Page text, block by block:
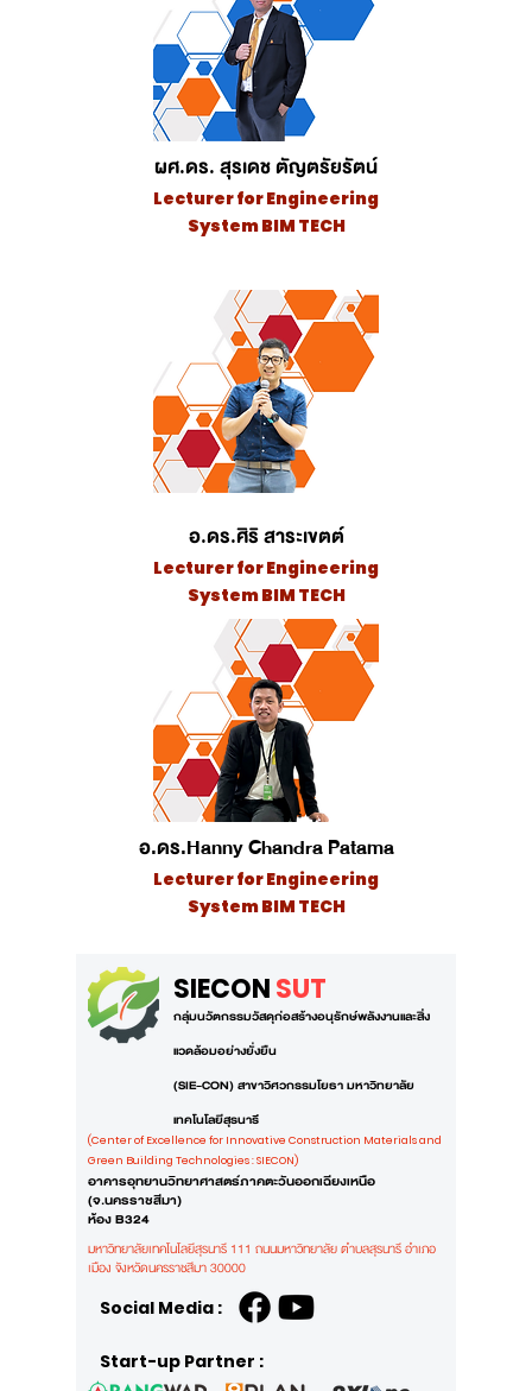
ผศ.ดร. สุรเดช ตัญตรัยรัตน์
Lecturer for Engineering
System BIM TECH
อ.ดร.ศิริ สาระเขตต์
Lecturer for Engineering
System BIM TECH
อ.ดร.Hanny Chandra Patama
Lecturer for Engineering
System BIM TECH
SIECONSUT
กลุ่มนวัตกรรมวัสดุก่อสร้างอนุรักษ์พลังงานและสิ่ง
แวดล้อมอย่างยั่งยืน
(SIE-CON) สาขาวิศวกรรมโยธา มหาวิทยาลัย
เทคโนโลยีสุรนารี
(Center of Excellence for Innovative Construction Materials and
Green Building Technologies : SIECON)
อาคารอุทยานวิทยาศาสตร์ภาคตะวันออกเฉียงเหนือ
(จ.นครราชสีมา)
ห้อง B324
มหาวิทยาลัยเทคโนโลยีสุรนารี 111 ถนนมหาวิทยาลัย ตำบลสุรนารี อำเภอ
เมือง จังหวัดนครราชสีมา 30000
Social Media :
Start-up Partner :